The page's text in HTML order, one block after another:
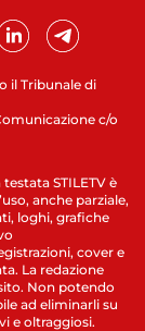
il Tribunale di
c/o
STILETV è
anche parziale,
loghi, grafiche
cover e
La redazione
Non potendo
ad eliminarli su
e oltraggiosi.